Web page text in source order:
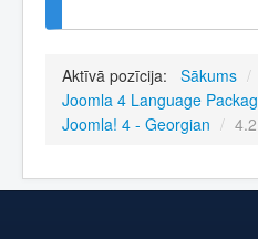
Aktīvā pozīcija: Sākums /
Joomla 4 Language
Joomla! 4 - Georgian /